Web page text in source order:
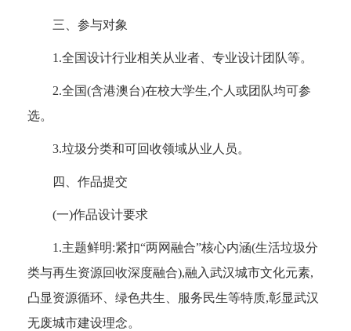
三、参与对象
1.全国设计行业相关从业者、专业设计团队等。
2.全国(含港澳台)在校大学生,个人或团队均可参
选。
3.垃圾分类和可回收领域从业人员。
四、作品提交
(一)作品设计要求
1.主题鲜明:紧扣“两网融合”核心内涵(生活垃圾分
类与再生资源回收深度融合),融入武汉城市文化元素,
凸显资源循环、绿色共生、服务民生等特质,彰显武汉
无废城市建设理念。